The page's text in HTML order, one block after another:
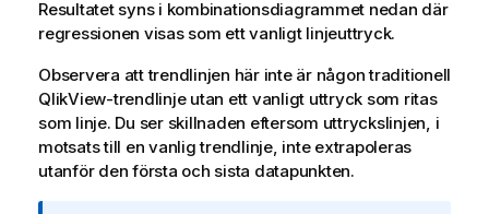
Resultatet syns i kombinationsdiagrammet nedan där
regressionen visas som ett vanligt linjeuttryck.
Observera att trendlinjen här inte är någon traditionell
QlikView-trendlinje utan ett vanligt uttryck som ritas
som linje. Du ser skillnaden eftersom uttryckslinjen, i
motsats till en vanlig trendlinje, inte extrapoleras
utanför den första och sista datapunkten.